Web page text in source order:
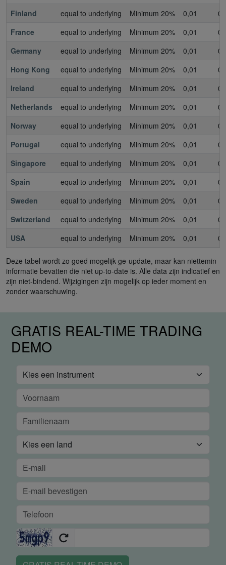
Finland
equal to underlying Minimum 20% 0,01
France
equal to underlying Minimum 20% 0,01
Germany
equal to underlying Minimum 20% 0,01
Hong Kong
equal to underlying Minimum 20% 0,01
Ireland
equal to underlying Minimum 20% 0,01
Netherlands
equal to underlying Minimum 20% 0,01
Norway
equal to underlying Minimum 20% 0,01
Portugal
equal to underlying Minimum 20% 0,01
Singapore
equal to underlying Minimum 20% 0,01
Spain
equal to underlying Minimum 20% 0,01
Sweden
equal to underlying Minimum 20% 0,01
Switzerland
equal to underlying Minimum 20% 0,01
USA
equal to underlying Minimum 20% 0,01
Deze tabel wordt zo goed mogelijk ge-update, maar kan niettemin
informatie bevatten die niet up-to-date is. Alle data zijn indicatief en
zijn niet-bindend. Wijzigingen zijn mogelijk op ieder moment en
zonder waarschuwing.
GRATIS REAL-TIME TRADING
DEMO